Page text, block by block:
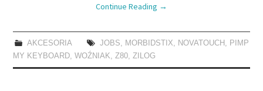
Continue Reading →
AKCESORIA JOBS, MORBIDSTIX, NOVATOUCH , PIMP
MY KEYBOARD,WOŹNIAK,Z80,ZILOG